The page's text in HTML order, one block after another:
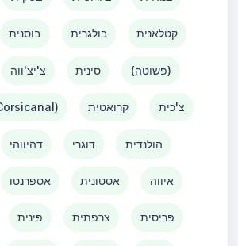
בוסנית בולגרית קטלאנית
צ'יצ'ווה סינית (פשוטה)
קרואטית צ'כית
דהיווהי דוגרי הולנדית
אספרנטו אסטונית איווה
פינית צרפתית פריסית